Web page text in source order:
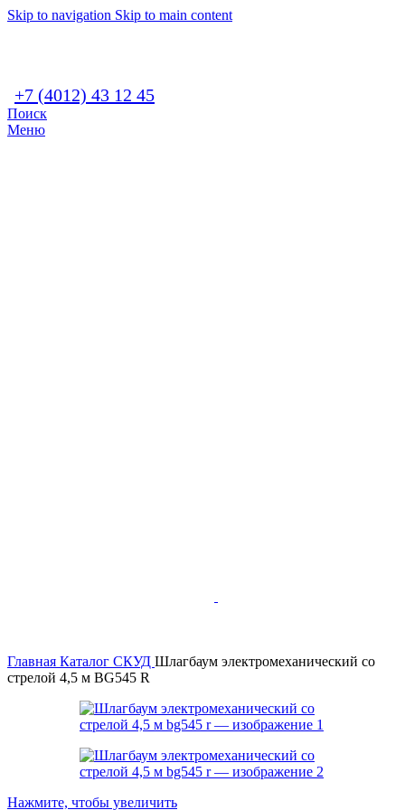
Skip to navigation Skip to main content
+7 (4012) 43 12 45
Поиск
Меню
Главная Каталог СКУД Шлагбаум электромеханический со
стрелой 4,5 м BG545 R
Нажмите, чтобы увеличить